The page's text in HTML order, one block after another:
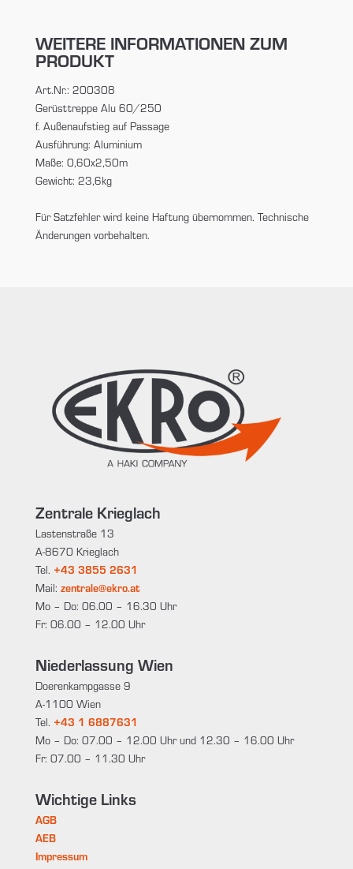
WEITERE INFORMATIONEN ZUM
PRODUKT
Art.Nr.: 200308
Gerüsttreppe Alu 60/250
f. Außenaufstieg auf Passage
Ausführung: Aluminium
Maße: 0,60x2,50m
Gewicht: 23,6kg
Für Satzfehler wird keine Haftung übernommen. Technische
Änderungen vorbehalten.
Zentrale Krieglach
Lastenstraße 13
A-8670 Krieglach
Tel. +43 3855 2631
Mail: zentrale@ekro.at
Mo – Do: 06.00 – 16.30 Uhr
Fr: 06.00 – 12.00 Uhr
Niederlassung Wien
Doerenkampgasse 9
A-1100 Wien
Tel. +43 1 6887631
Mo – Do: 07.00 – 12.00 Uhr und 12.30 – 16.00 Uhr
Fr: 07.00 – 11.30 Uhr
Wichtige Links
AGB
AEB
Impressum